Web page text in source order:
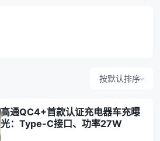
按默认排序
高通QC4+首款认证充电器车充曝
光：Type-C接口、功率27W